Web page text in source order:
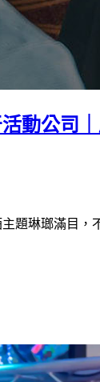
動公
題琳瑯滿目